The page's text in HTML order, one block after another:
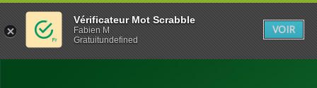
Vérificateur Mot Scrabble
Fabien M
Gratuitundefined
VOIR